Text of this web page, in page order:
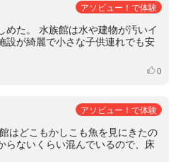
アソビュー！で体験
めた。 水族館は水や建物が汚いイ
設が綺麗で小さな子供連れでも安
いいね
0
アソビュー！で体験
はどこもかしこも魚を見にきたの
らないくらい混んでいるので、床